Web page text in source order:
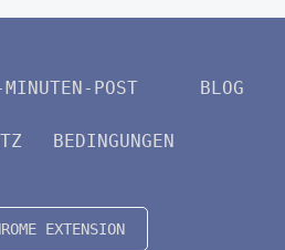
POST BLOG
BEDINGUNGEN